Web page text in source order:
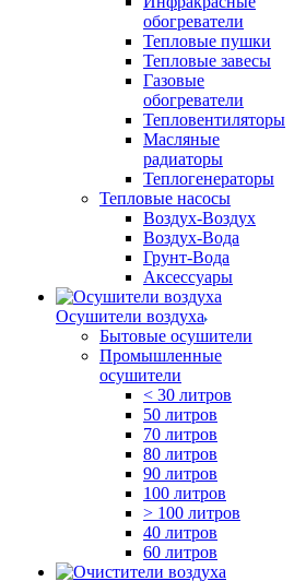
обогреватели
Тепловые пушки
Тепловые завесы
Газовые
обогреватели
Тепловентиляторы
Масляные
радиаторы
Теплогенераторы
Тепловые насосы
Воздух-Воздух
Воздух-Вода
Грунт-Вода
Аксессуары
Осушители воздуха
Бытовые осушители
Промышленные
осушители
< 30 литров
50 литров
70 литров
80 литров
90 литров
100 литров
> 100 литров
40 литров
60 литров